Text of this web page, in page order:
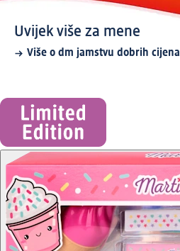
Uvijek više za mene
Više o dm jamstvu dobrih cijena